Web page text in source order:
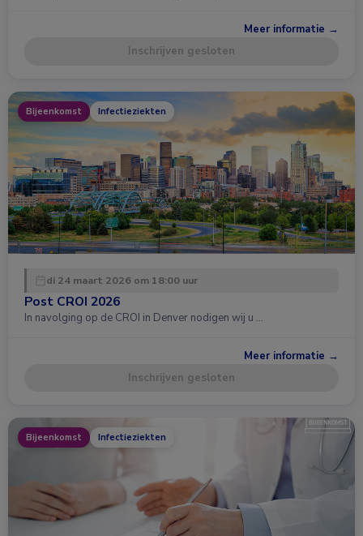
Meer informatie →
Inschrijven gesloten
Bijeenkomst Infectieziekten
di 24 maart 2026 om 18:00 uur
Post CROI 2026
In navolging op de CROI in Denver nodigen wij u …
Meer informatie →
Inschrijven gesloten
Bijeenkomst Infectieziekten